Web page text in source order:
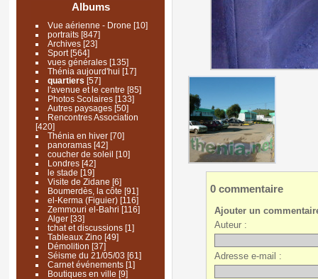
Albums
Vue aérienne - Drone [10]
portraits[847]
Archives [23]
Sport[564]
vues générales[135]
Thénia aujourd'hui [17]
quartiers [57]
l'avenue et le centre [85]
Photos Scolaires[133]
Autres paysages[50]
Rencontres Association
[420]
Thénia en hiver[70]
panoramas[42]
coucher de soleil [10]
Londres[42]
le stade [19]
Visite de Zidane [6]
Boumerdès, la côte [91]
el-Kerma (Figuier)[116]
Zemmouri el-Bahri [116]
Alger[33]
tchat et discussions[1]
Tableaux Zino[49]
Démolition [37]
Séisme du 21/05/03 [61]
Carnet événements[1]
Boutiques en ville [9]
0 commentaire
Ajouter un
Auteur :
Adresse e-mail :